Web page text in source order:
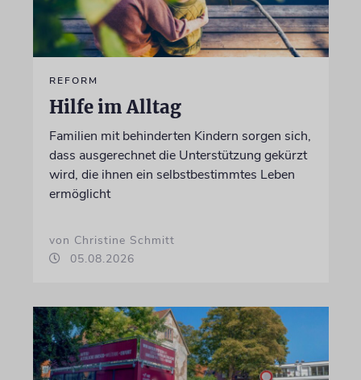
REFORM
Hilfe im Alltag
Familien mit behinderten Kindern sorgen sich,
dass ausgerechnet die Unterstützung gekürzt
wird, die ihnen ein selbstbestimmtes Leben
ermöglicht
von Christine Schmitt
05.08.2026